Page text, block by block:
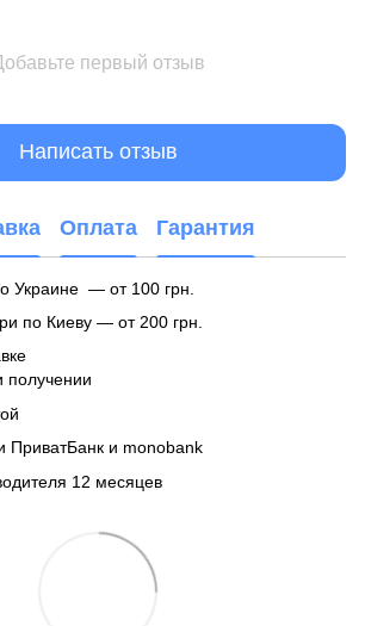
первый отзыв
Написать отзыв
Оплата Гарантия
Украине — от 100 грн.
по Киеву — от 200 грн.
ПриватБанк и monobank
12 месяцев